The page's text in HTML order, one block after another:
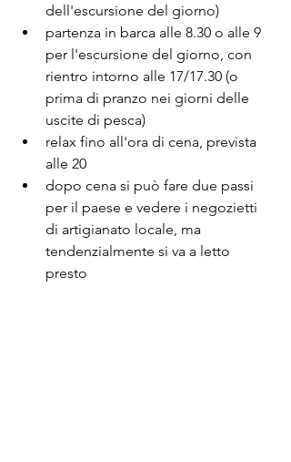
dell'escursione del giorno)
partenza in barca alle 8.30 o alle 9
per l'escursione del giorno, con
rientro intorno alle 17/17.30 (o
prima di pranzo nei giorni delle
uscite di pesca)
relax fino all'ora di cena, prevista
alle 20
dopo cena si può fare due passi
per il paese e vedere i negozietti
di artigianato locale, ma
tendenzialmente si va a letto
presto